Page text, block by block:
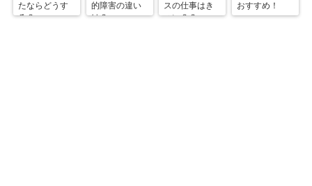
たならどうす
る？
的障害の違い
は？
スの仕事はき
つい？？
おすすめ！